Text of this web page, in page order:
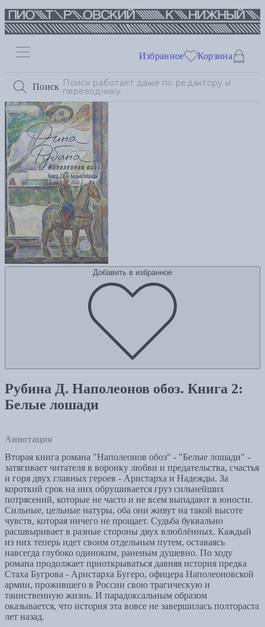
Поиск
Избранное Корзина
Добавить в избранное
Рубина Д. Наполеонов обоз. Книга 2:
Белые лошади
Аннотация
Вторая книга романа "Наполеонов обоз" - "Белые лошади" -
затягивает читателя в воронку любви и предательства, счастья
и горя двух главных героев - Аристарха и Надежды. За
короткий срок на них обрушивается груз сильнейших
потрясений, которые не часто и не всем выпадают в юности.
Сильные, цельные натуры, оба они живут на такой высоте
чувств, которая ничего не прощает. Судьба буквально
расшвыривает в разные стороны двух влюблённых. Каждый
из них теперь идет своим отдельным путем, оставаясь
навсегда глубоко одиноким, раненым душевно. По ходу
романа продолжает приоткрываться давняя история предка
Стаха Бугрова - Аристарха Бугеро, офицера Наполеоновской
армии, прожившего в России свою трагическую и
таинственную жизнь. И парадоксальным образом
оказывается, что история эта вовсе не завершилась полтораста
лет назад.